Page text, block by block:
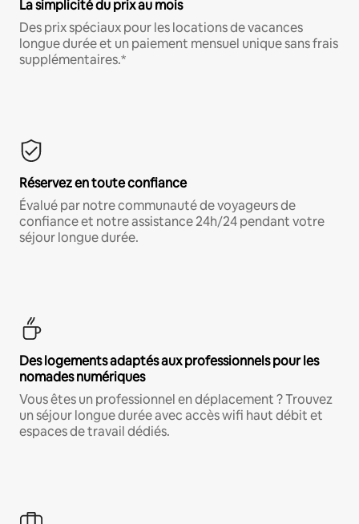
La simplicité du prix au mois
Des prix spéciaux pour les locations de vacances
longue durée et un paiement mensuel unique sans frais
supplémentaires.*
Réservez en toute confiance
Évalué par notre communauté de voyageurs de
confiance et notre assistance 24h/24 pendant votre
séjour longue durée.
Des logements adaptés aux professionnels pour les
nomades numériques
Vous êtes un professionnel en déplacement ? Trouvez
un séjour longue durée avec accès wifi haut débit et
espaces de travail dédiés.